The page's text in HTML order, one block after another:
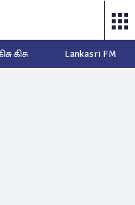
கிசு Lankasri FM